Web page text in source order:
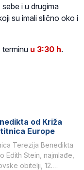
i u drugima
su imali slično oko i
terminu u 3:30 h.
od Križa
Europe
Terezija Benedikta
Edith Stein, najmlađe,
obitelji, 12.